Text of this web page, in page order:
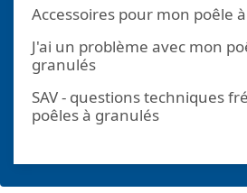
Accessoires pour mon poêle
J'ai un problème avec mon
granulés
SAV - questions techniques
poêles à granulés